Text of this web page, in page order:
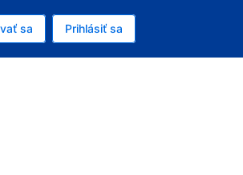
sa Prihlásiť sa